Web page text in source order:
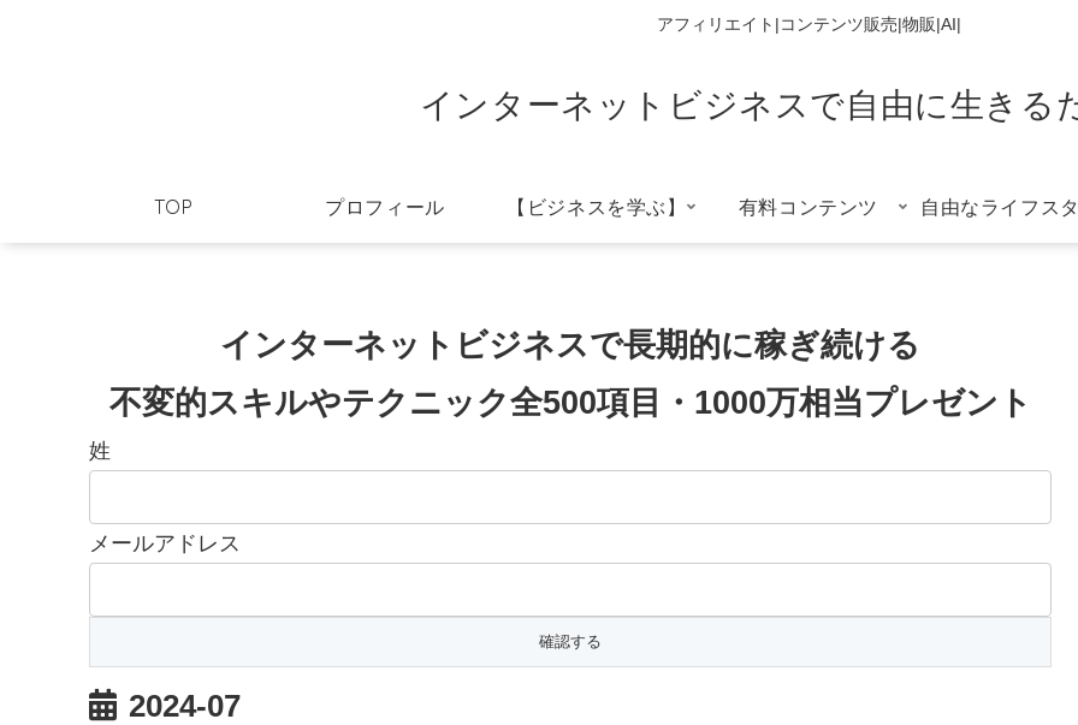
アフィリエイト|コンテンツ販売|物販|AI|
インターネットビジネスで自由に生きる
TOP プロフィール 【ビジネスを学ぶ】 有料コンテンツ 自由なライフス
インターネットビジネスで長期的に稼ぎ続ける
不変的スキルやテクニック全500項目・1000万相当プレゼント
姓
メールアドレス
2024-07